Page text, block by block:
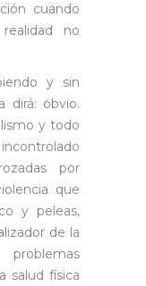
cuando
no
y sin
dirá: obvio.
y todo
por
que
y peleas,
de la
salud física